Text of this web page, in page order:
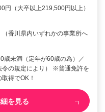
円（大卒以上219,500円以上）
香川県内いずれかの事業所へ
歳未満（定年が60歳の為）／
の規定により） ※普通免許を
得でOK！
を見る